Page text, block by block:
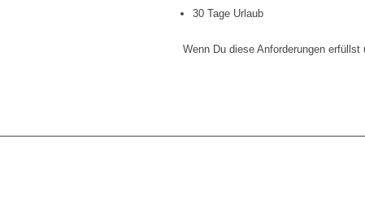
30 Tage Urlaub
Wenn Du diese Anforderungen